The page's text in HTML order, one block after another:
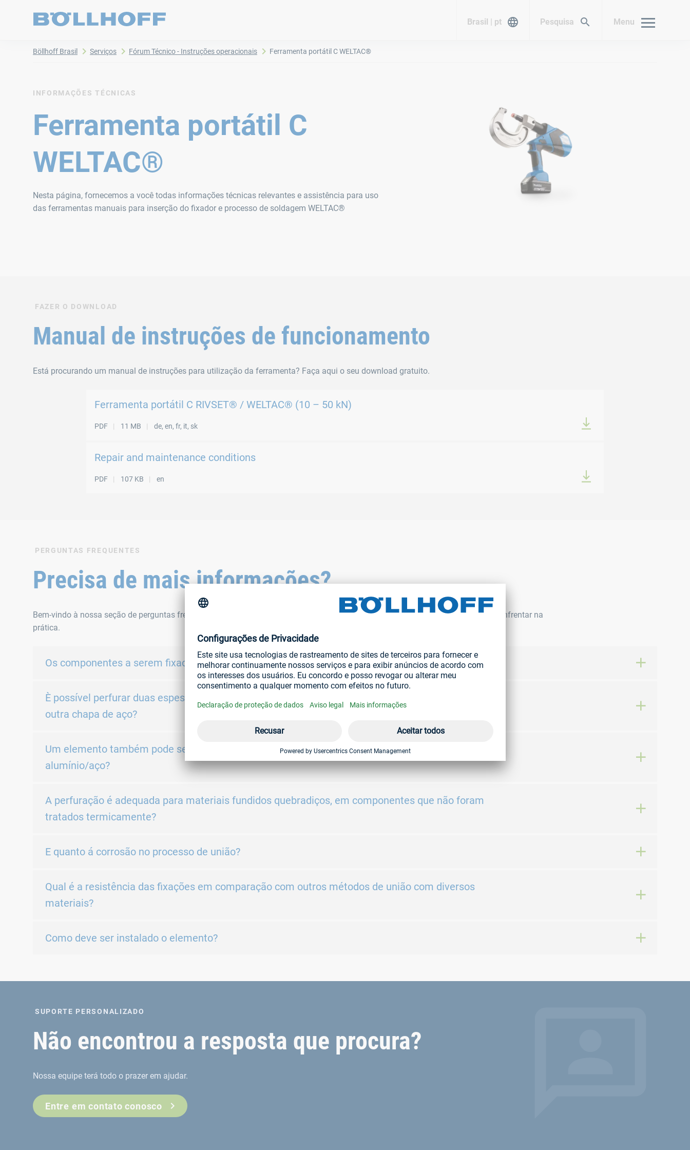
Brasil | pt Pesquisa Menu
Böllhoff Brasil Serviços Fórum Técnico - Instruções operacionais Ferramenta portátil C WELTAC®​
INFORMAÇÕES TÉCNICAS
Ferramenta portátil C
WELTAC®​
Nesta página, fornecemos a você todas informações técnicas relevantes e assistência para uso
das ferramentas manuais para inserção do fixador e processo de soldagem WELTAC®
FAZER O DOWNLOAD
Manual de instruções de funcionamento
Está procurando um manual de instruções para utilização da ferramenta? Faça aqui o seu download gratuito. ​
Ferramenta portátil C RIVSET® / WELTAC® (10 – 50 kN)​
PDF 11 MB de, en, fr, it, sk
Repair and maintenance conditions
PDF 107 KB en
PERGUNTAS FREQUENTES
Precisa de mais informações?
Bem-vindo à nossa seção de perguntas frequentes. Aqui você encontra respostas para as situações mais comuns que pode vir a enfrentar na
prática.
Os componentes a serem fixados precisam de tratamento prévio?
È possível perfurar duas espessuras de alumínio para formar um conjunto e depois soldá-las em
outra chapa de aço?
Um elemento também pode ser inserido em aço para realizar fixações de aço/aço ou aço-
alumínio/aço?
A perfuração é adequada para materiais fundidos quebradiços, em componentes que não foram
tratados termicamente?
E quanto á corrosão no processo de união?
Qual é a resistência das fixações em comparação com outros métodos de união com diversos
materiais?
Como deve ser instalado o elemento?
SUPORTE PERSONALIZADO
Não encontrou a resposta que procura?
Nossa equipe terá todo o prazer em ajudar.
Entre em contato conosco